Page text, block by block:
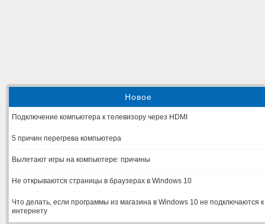
Новое
Подключение компьютера к телевизору через HDMI
5 причин перегрева компьютера
Вылетают игры на компьютере: причины
Не открываются страницы в браузерах в Windows 10
Что делать, если программы из магазина в Windows 10 не подключаются к
интернету